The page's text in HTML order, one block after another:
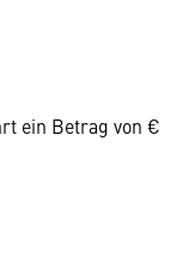
ein Betrag von €